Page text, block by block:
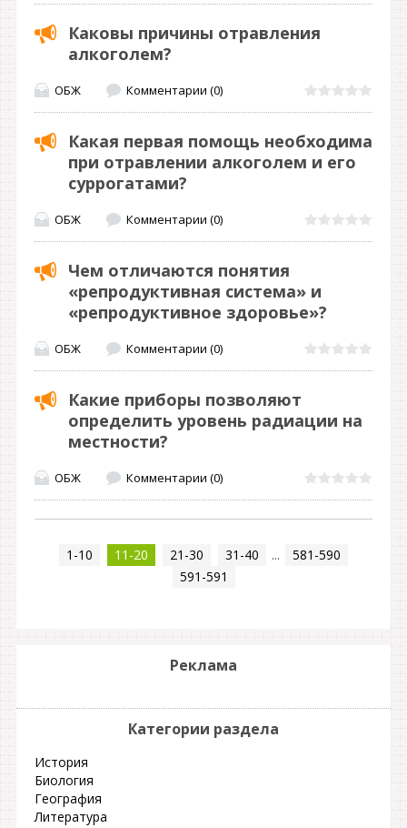
Каковы причины отравления
алкоголем?
ОБЖ Комментарии (0)
Какая первая помощь необходима
при отравлении алкоголем и его
суррогатами?
ОБЖ Комментарии (0)
Чем отличаются понятия
«репродуктивная система» и
«репродуктивное здоровье»?
ОБЖ Комментарии (0)
Какие приборы позволяют
определить уровень радиации на
местности?
ОБЖ Комментарии (0)
1-10 11-20 21-30 31-40 ...
581-590
591-591
Реклама
Категории раздела
История
Биология
География
Литература